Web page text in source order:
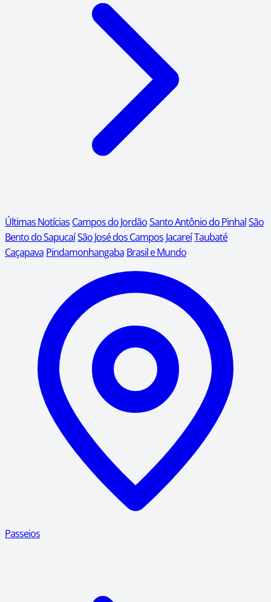
Últimas Notícias Campos do JordãoSanto Antônio do PinhalSão
Bento do SapucaíSão José dos Campos JacareíTaubaté
Caçapava Pindamonhangaba Brasil e Mundo
Passeios